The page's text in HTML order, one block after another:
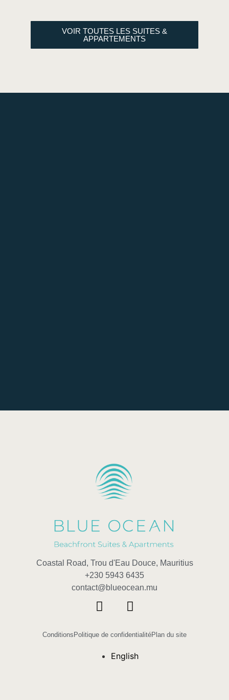
VOIR TOUTES LES SUITES &
APPARTEMENTS
Coastal Road, Trou d'Eau Douce, Mauritius
+230 5943 6435
contact@blueocean.mu
Conditions Politique de confidentialitéPlan du site
English